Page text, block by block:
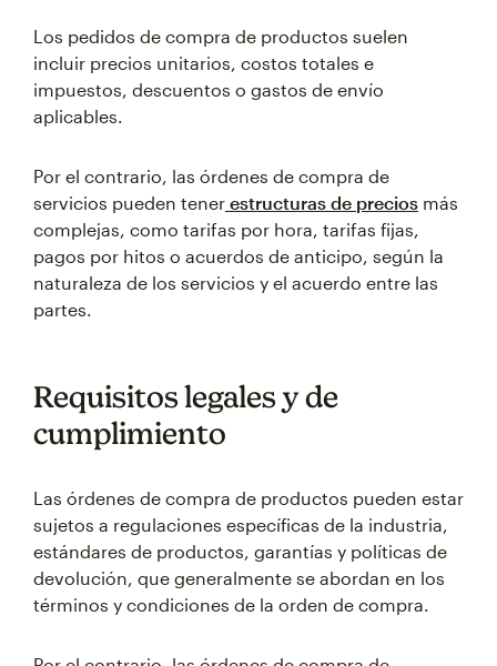
Los pedidos de compra de productos suelen
incluir precios unitarios, costos totales e
impuestos, descuentos o gastos de envío
aplicables.
Por el contrario, las órdenes de compra de
servicios pueden tener estructuras de precios más
complejas, como tarifas por hora, tarifas fijas,
pagos por hitos o acuerdos de anticipo, según la
naturaleza de los servicios y el acuerdo entre las
partes.
Requisitos legales y de
cumplimiento
Las órdenes de compra de productos pueden estar
sujetos a regulaciones específicas de la industria,
estándares de productos, garantías y políticas de
devolución, que generalmente se abordan en los
términos y condiciones de la orden de compra.